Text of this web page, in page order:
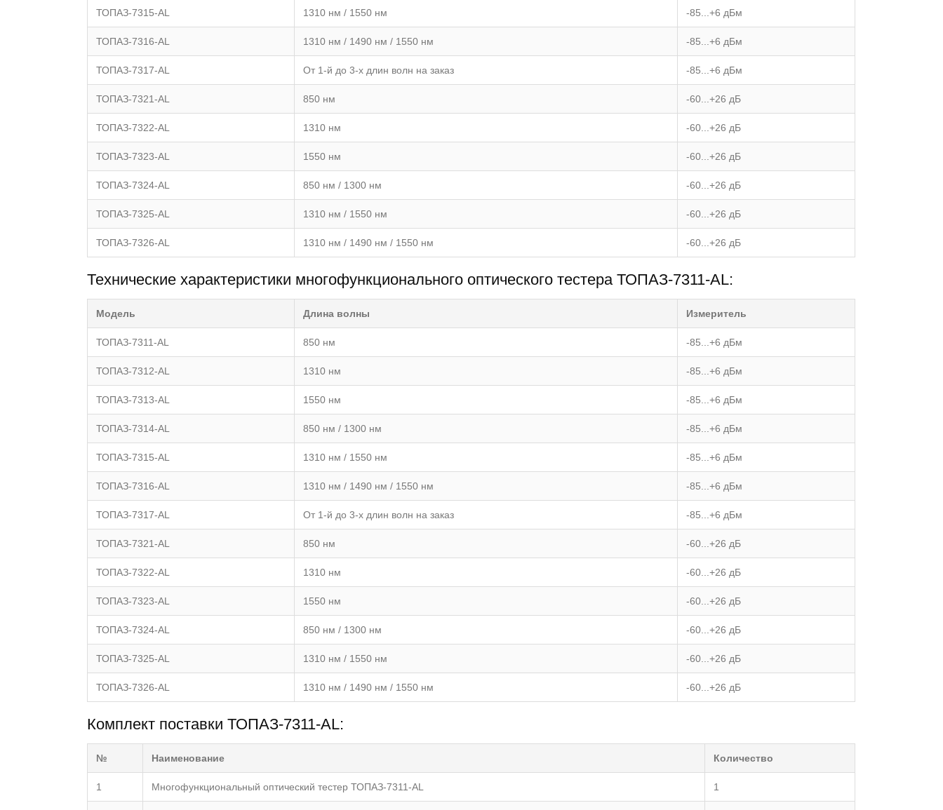
ТОПАЗ-7315-AL 1310 нм / 1550 нм -85...+6 дБм
ТОПАЗ-7316-AL 1310 нм / 1490 нм / 1550 нм -85...+6 дБм
ТОПАЗ-7317-AL От 1-й до 3-х длин волн на заказ -85...+6 дБм
ТОПАЗ-7321-AL 850 нм -60...+26 дБ
ТОПАЗ-7322-AL 1310 нм -60...+26 дБ
ТОПАЗ-7323-AL 1550 нм -60...+26 дБ
ТОПАЗ-7324-AL 850 нм / 1300 нм -60...+26 дБ
ТОПАЗ-7325-AL 1310 нм / 1550 нм -60...+26 дБ
ТОПАЗ-7326-AL 1310 нм / 1490 нм / 1550 нм -60...+26 дБ
Технические характеристики многофункционального оптического тестера ТОПАЗ-7311-АL:
Модель Длина волны Измеритель
ТОПАЗ-7311-AL 850 нм -85...+6 дБм
ТОПАЗ-7312-AL 1310 нм -85...+6 дБм
ТОПАЗ-7313-AL 1550 нм -85...+6 дБм
ТОПАЗ-7314-AL 850 нм / 1300 нм -85...+6 дБм
ТОПАЗ-7315-AL 1310 нм / 1550 нм -85...+6 дБм
ТОПАЗ-7316-AL 1310 нм / 1490 нм / 1550 нм -85...+6 дБм
ТОПАЗ-7317-AL От 1-й до 3-х длин волн на заказ -85...+6 дБм
ТОПАЗ-7321-AL 850 нм -60...+26 дБ
ТОПАЗ-7322-AL 1310 нм -60...+26 дБ
ТОПАЗ-7323-AL 1550 нм -60...+26 дБ
ТОПАЗ-7324-AL 850 нм / 1300 нм -60...+26 дБ
ТОПАЗ-7325-AL 1310 нм / 1550 нм -60...+26 дБ
ТОПАЗ-7326-AL 1310 нм / 1490 нм / 1550 нм -60...+26 дБ
Комплект поставки ТОПАЗ-7311-АL:
№ Наименование Количество
1 Многофункциональный оптический тестер ТОПАЗ-7311-АL 1